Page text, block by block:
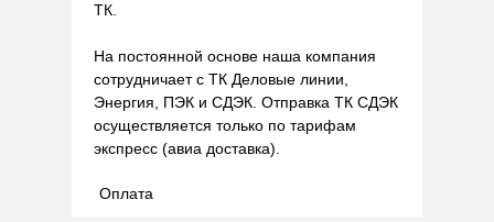
ТК.
На постоянной основе наша компания
сотрудничает с ТК Деловые линии,
Энергия, ПЭК и СДЭК. Отправка ТК СДЭК
осуществляется только по тарифам
экспресс (авиа доставка).
Оплата